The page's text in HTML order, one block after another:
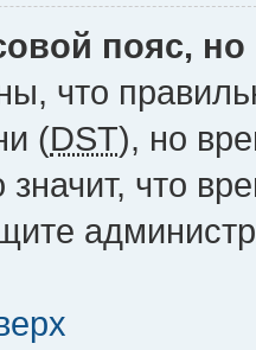
пояс,
что
(DST), но
значит, что